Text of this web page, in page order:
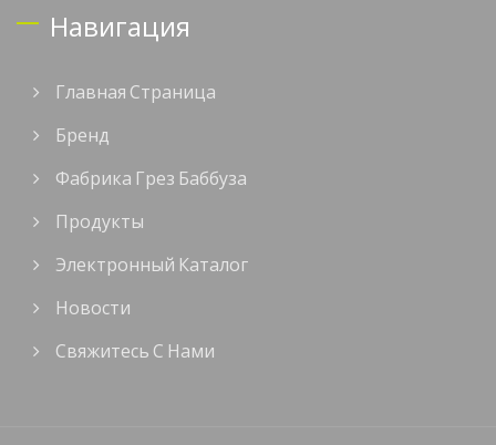
Навигация
Главная Страница
Бренд
Фабрика Грез Баббуза
Продукты
Электронный Каталог
Новости
Свяжитесь С Нами